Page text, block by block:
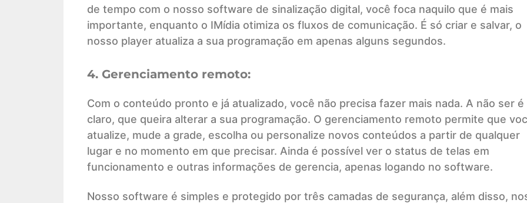
de tempo com o nosso software de sinalização digital, você foca naquilo que é mais
importante, enquanto o IMídia otimiza os fluxos de comunicação. É só criar e salvar, o
nosso player atualiza a sua programação em apenas alguns segundos.
4. Gerenciamento remoto:
Com o conteúdo pronto e já atualizado, você não precisa fazer mais nada. A não ser é
claro, que queira alterar a sua programação. O gerenciamento remoto permite que
atualize, mude a grade, escolha ou personalize novos conteúdos a partir de qualquer
lugar e no momento em que precisar. Ainda é possível ver o status de telas em
funcionamento e outras informações de gerencia, apenas logando no software.
Nosso software é simples e protegido por três camadas de segurança, além disso,